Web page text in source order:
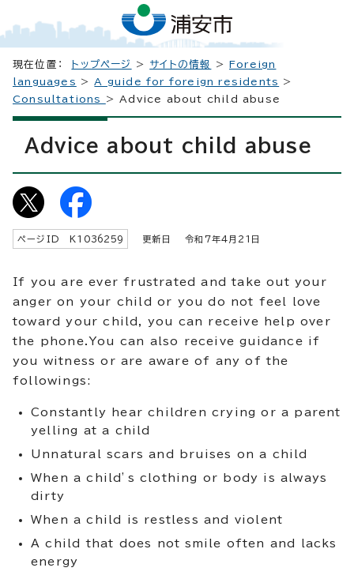
現在位置： トップページ > サイトの情報 >Foreign
languages
>A guide for foreign residents
>
Consultations > Advice about child abuse
Advice about child abuse
ページID K 1036259 更新日 令和7年4月 21 日
If you are ever frustrated and take out your
anger on your child or you do not feel love
toward your child, you can receive help over
the phone.You can also receive guidance if
you witness or are aware of any of the
followings:
Constantly hear children crying or a parent
yelling at a child
Unnatural scars and bruises on a child
When a child’s clothing or body is always
dirty
When a child is restless and violent
A child that does not smile often and lacks
energy